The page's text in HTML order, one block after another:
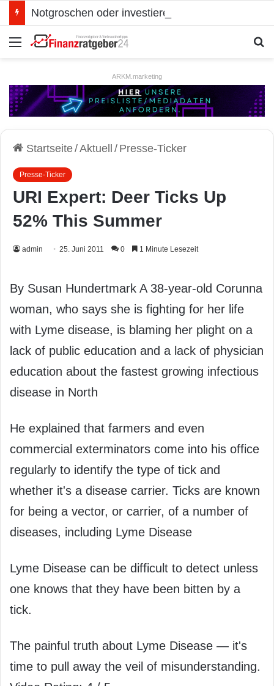
Menü
ARKM.marketing
Startseite/Aktuell / Presse-Ticker
Presse-Ticker
URI Expert: Deer Ticks Up
52% This Summer
admin 25. Juni 2011 0 1 Minute Lesezeit
By Susan Hundertmark A 38-year-old Corunna
woman, who says she is fighting for her life
with Lyme disease, is blaming her plight on a
lack of public education and a lack of physician
education about the fastest growing infectious
disease in North
He explained that farmers and even
commercial exterminators come into his office
regularly to identify the type of tick and
whether it's a disease carrier. Ticks are known
for being a vector, or carrier, of a number of
diseases, including Lyme Disease
Lyme Disease can be difficult to detect unless
one knows that they have been bitten by a
tick.
The painful truth about Lyme Disease — it's
time to pull away the veil of misunderstanding.